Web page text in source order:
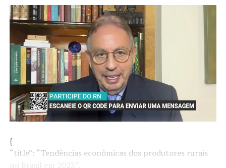
{
“title”: “Tendências econômicas dos produtores rurais